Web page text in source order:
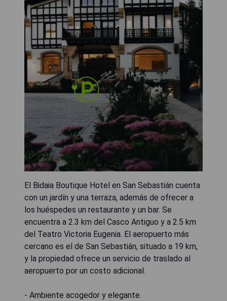
El Bidaia Boutique Hotel en San Sebastián cuenta
con un jardín y una terraza, además de ofrecer a
los huéspedes un restaurante y un bar. Se
encuentra a 2.3 km del Casco Antiguo y a 2.5 km
del Teatro Victoria Eugenia. El aeropuerto más
cercano es el de San Sebastián, situado a 19 km,
y la propiedad ofrece un servicio de traslado al
aeropuerto por un costo adicional.
- Ambiente acogedor y elegante.